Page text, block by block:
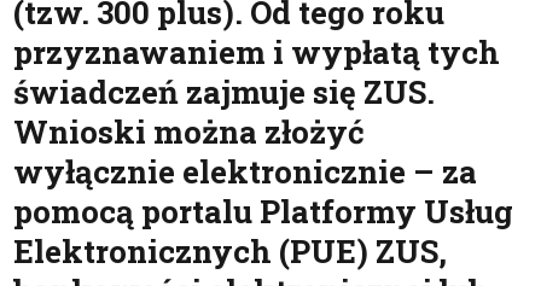
(tzw. 300 plus). Od tego roku
przyznawaniem i wypłatą tych
świadczeń zajmuje się ZUS.
Wnioski można złożyć
wyłącznie elektronicznie – za
pomocą portalu Platformy Usług
Elektronicznych (PUE) ZUS,